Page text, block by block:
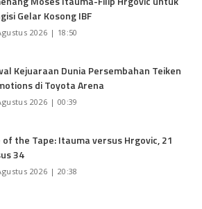
Gelar Kosong IBF
2026 | 18:50
Kejuaraan Dunia Persembahan Teiken
di Toyota Arena
2026 | 00:39
of the Tape: Itauma versus Hrgovic, 21
34
2026 | 20:38